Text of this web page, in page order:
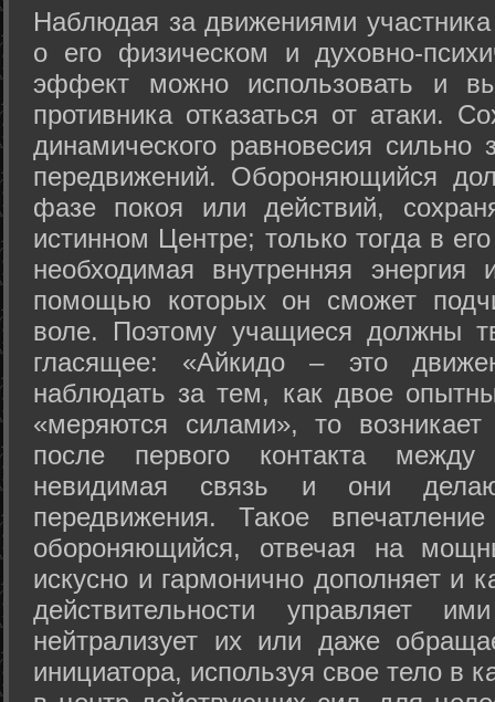
Hаблюдая за движениями
о его физическом и духовно-
эффект можно использовать и
противника отказаться от атаки.
динамического равновесия сильно
передвижений. Обороняющийся
фазе покоя или действий,
истинном Центре; только тогда в
необходимая внутренняя
помощью которых он сможет
воле. Поэтому учащиеся должны
гласящее: «Айкидо – это
наблюдать за тем, как двое
«меряются силами», то возникает
после первого контакта
невидимая связь и они
передвижения. Такое
обороняющийся, отвечая на
искусно и гармонично дополняет и
действительности управляет
нейтрализует их или даже
инициатора, используя свое тело в